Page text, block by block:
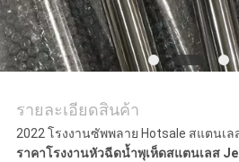
PRIVACY
POLICY
รายละเอียดสินค้า
2022 โรงงานซัพพลาย Hotsale สแตนเ
ราคาโรงงานหัวฉีดน้ำพุเห็ดสแตนเลส